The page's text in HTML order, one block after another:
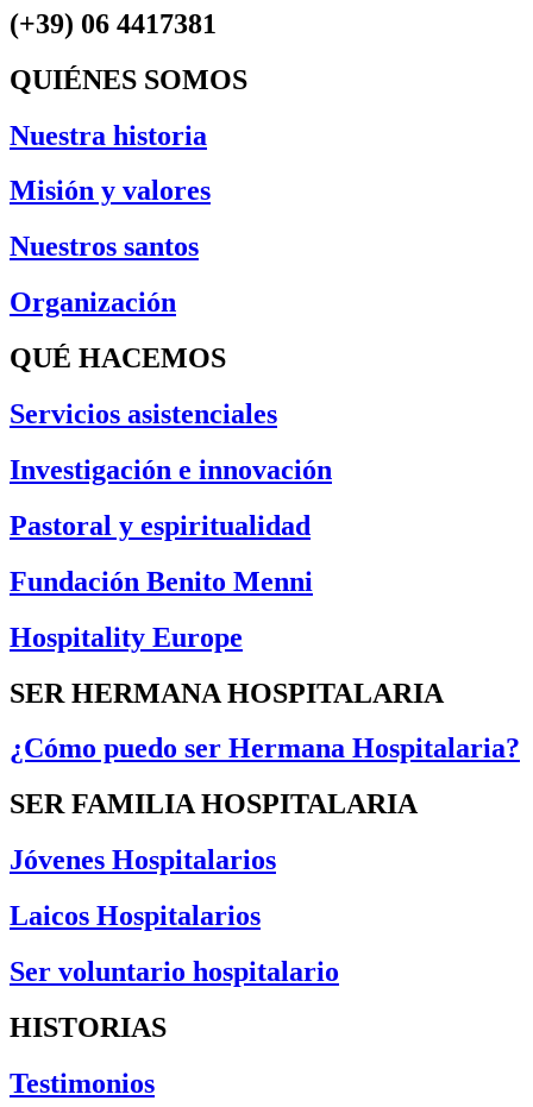
(+39) 06 4417381
QUIÉNES SOMOS
Nuestra historia
Misión y valores
Nuestros santos
Organización
QUÉ HACEMOS
Servicios asistenciales
Investigación e innovación
Pastoral y espiritualidad
Fundación Benito Menni
Hospitality Europe
SER HERMANA HOSPITALARIA
¿Cómo puedo ser Hermana Hospitalaria?
SER FAMILIA HOSPITALARIA
Jóvenes Hospitalarios
Laicos Hospitalarios
Ser voluntario hospitalario
HISTORIAS
Testimonios